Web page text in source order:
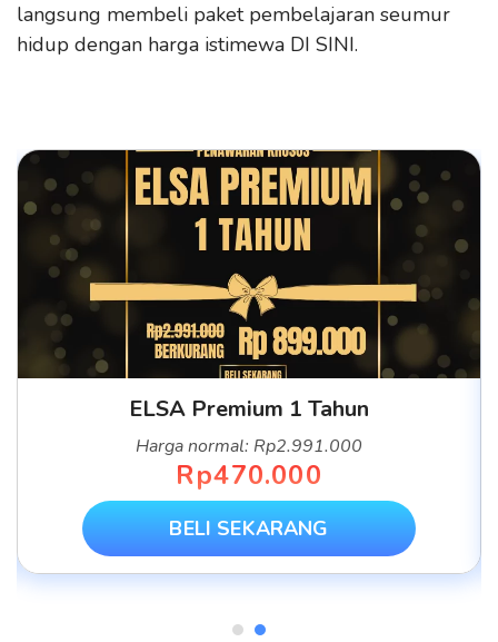
langsung membeli paket pembelajaran seumur
hidup dengan harga istimewa DI SINI.
ELSA Premium 1 Tahun
Harga normal: Rp2.991.000
Rp470.000
BELI SEKARANG